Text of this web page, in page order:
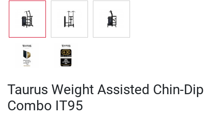
Taurus Weight Assisted Chin-Dip
Combo IT95